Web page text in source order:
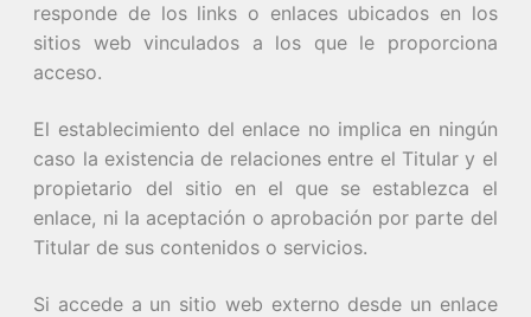
responde de los links o enlaces ubicados en los
sitios web vinculados a los que le proporciona
acceso.
El establecimiento del enlace no implica en ningún
caso la existencia de relaciones entre el Titular y el
propietario del sitio en el que se establezca el
enlace, ni la aceptación o aprobación por parte del
Titular de sus contenidos o servicios.
Si accede a un sitio web externo desde un enlace